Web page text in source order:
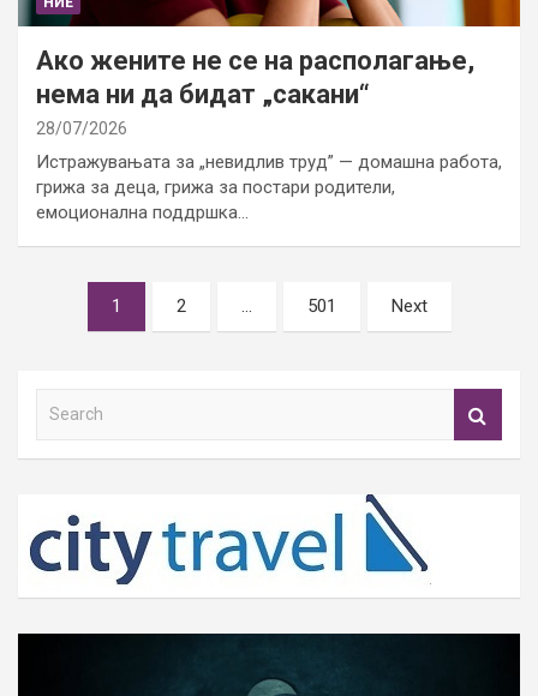
Ако жените не се на располагање,
нема ни да бидат „сакани“
28/07/2026
Истражувањата за „невидлив труд” — домашна работа,
грижа за деца, грижа за постари родители,
емоционална поддршка…
pagination
1 2 … 501 Next
h